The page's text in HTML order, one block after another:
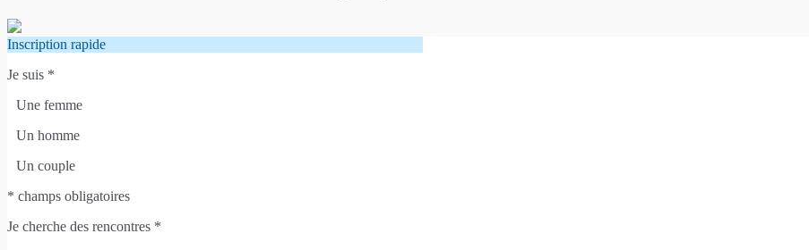
Inscription rapide
Je suis *
Une femme
Un homme
Un couple
* champs obligatoires
Je cherche des rencontres *